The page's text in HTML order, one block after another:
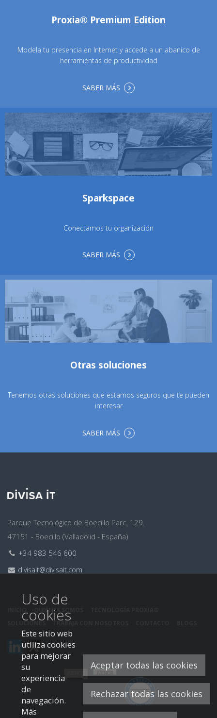
Proxia® Premium Edition
Modela tu presencia en Internet y accede a un abanico de
herramientas de productividad
SABER MÁS
Sparkspace
Conectamos tu organización
SABER MÁS
Otras soluciones
Tenemos otras soluciones que estamos seguros que te pueden
interesar
SABER MÁS
Dirección
Parque Tecnológico de Boecillo Parc. 129.
47151 - Boecillo (Valladolid - España)
Teléfono:
+34 983 546 600
Email:
divisait@divisait.com
QUIÉNES SOMOS
SOLUCIONES
TRABAJA CON NOSOTROS
Este
enlace
se
abrirá
en
una
ventana
Este
enlace
abrirá
una
ventana
Uso de
cookies
Este sitio web
utiliza cookies
para mejorar
su
experiencia
de
navegación.
Más
Aceptar todas las cookies
Rechazar todas las cookies